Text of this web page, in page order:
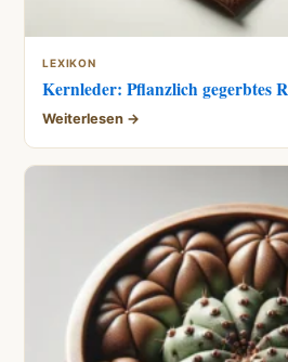
LEXIKON
Kernleder: Pflanzlich gegerbtes
Weiterlesen →